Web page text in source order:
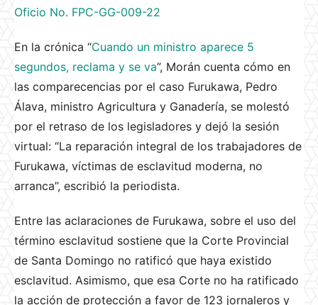
Oficio No. FPC-GG-009-22
En la crónica “Cuando un ministro aparece 5
segundos, reclama y se va”, Morán cuenta cómo en
las comparecencias por el caso Furukawa, Pedro
Álava, ministro Agricultura y Ganadería, se molestó
por el retraso de los legisladores y dejó la sesión
virtual: “La reparación integral de los trabajadores de
Furukawa, víctimas de esclavitud moderna, no
arranca”, escribió la periodista.
Entre las aclaraciones de Furukawa, sobre el uso del
término esclavitud sostiene que la Corte Provincial
de Santa Domingo no ratificó que haya existido
esclavitud. Asimismo, que esa Corte no ha ratificado
la acción de protección a favor de 123 jornaleros y